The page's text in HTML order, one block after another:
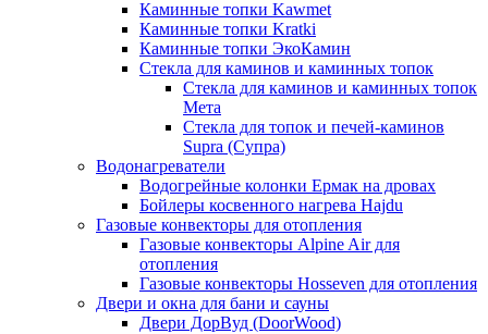
Каминные топки Kawmet
Каминные топки Kratki
Каминные топки ЭкоКамин
Стекла для каминов и каминных топок
Стекла для каминов и каминных топок
Мета
Стекла для топок и печей-каминов
Supra (Супра)
Водонагреватели
Водогрейные колонки Ермак на дровах
Бойлеры косвенного нагрева Hajdu
Газовые конвекторы для отопления
Газовые конвекторы Alpine Air для
отопления
Газовые конвекторы Hosseven для отопления
Двери и окна для бани и сауны
Двери ДорВуд (DoorWood)